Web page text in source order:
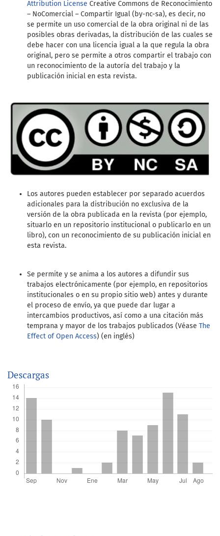
Attribution License Creative Commons de Reconocimiento
– NoComercial – Compartir Igual (by-nc-sa), es decir, no
se permite un uso comercial de la obra original ni de las
posibles obras derivadas, la distribución de las cuales se
debe hacer con una licencia igual a la que regula la obra
original, pero se permite a otros compartir el trabajo con
un reconocimiento de la autoría del trabajo y la
publicación inicial en esta revista.
Los autores pueden establecer por separado acuerdos
adicionales para la distribución no exclusiva de la
versión de la obra publicada en la revista (por ejemplo,
situarlo en un repositorio institucional o publicarlo en un
libro), con un reconocimiento de su publicación inicial en
esta revista.
Se permite y se anima a los autores a difundir sus
trabajos electrónicamente (por ejemplo, en repositorios
institucionales o en su propio sitio web) antes y durante
el proceso de envío, ya que puede dar lugar a
intercambios productivos, así como a una citación más
temprana y mayor de los trabajos publicados (Véase The
Effect of Open Access) (en inglés)
Descargas